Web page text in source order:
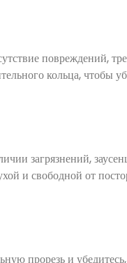
повреждений,
кольца, чтобы
загрязнений,
и свободной от
прорезь и